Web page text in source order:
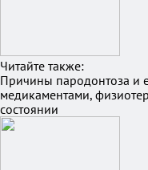
Читайте также:
Причины пародонтоза и
медикаментами,
состоянии